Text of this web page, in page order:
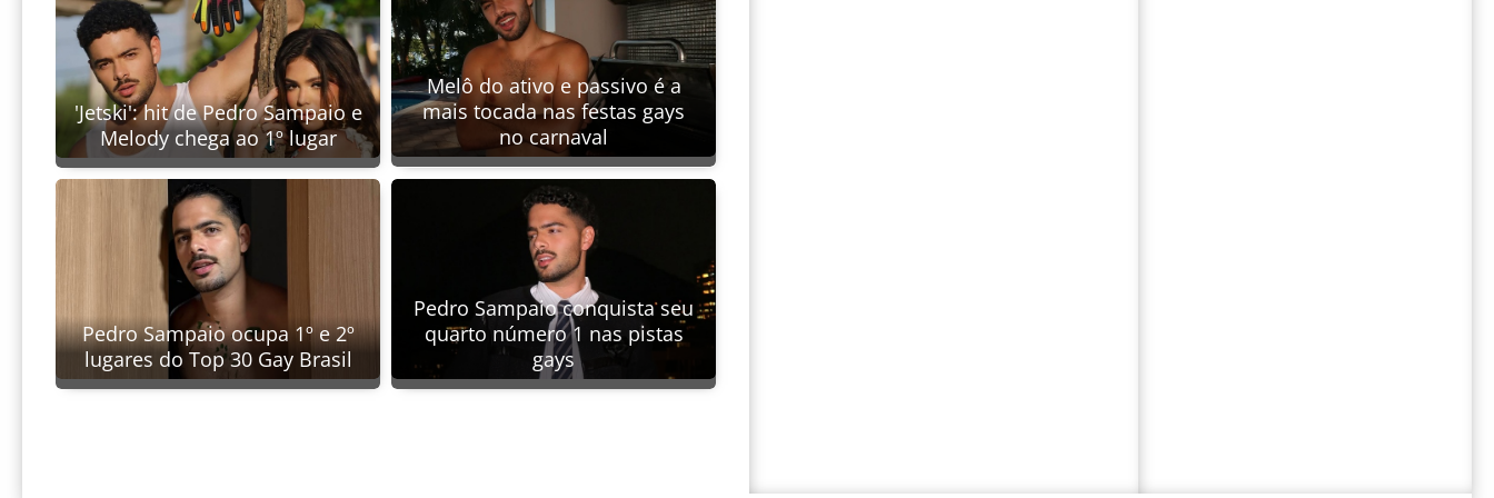
'Jetski': hit de Pedro Sampaio e
Melody chega ao 1º lugar
Melô do ativo e passivo é a
mais tocada nas festas gays
no carnaval
Pedro Sampaio ocupa 1º e 2º
lugares do Top 30 Gay Brasil
Pedro Sampaio conquista seu
quarto número 1 nas pistas
gays